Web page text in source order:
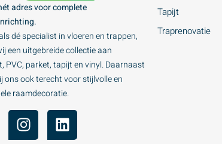
adres voor complete
dé specialist in vloeren en trappen,
een uitgebreide collectie aan
PVC, parket, tapijt en vinyl. Daarnaast
ons ook terecht voor stijlvolle en
raamdecoratie.
Tapijt
Traprenovatie